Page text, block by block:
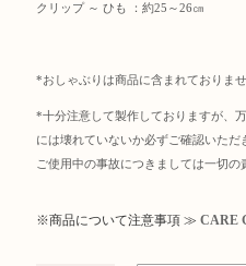
クリップ ～ ひも ：約25～26㎝
*おしゃぶりは商品に含まれておりませ
*十分注意して製作しておりますが、
には壊れていないか必ずご確認いただ
ご使用中の事故につきましては一切の
※商品について注意事項 ≫ CARE